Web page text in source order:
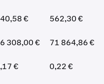
€ 562,30 €
308,00 € 71 864,86 €
€ 0,22 €